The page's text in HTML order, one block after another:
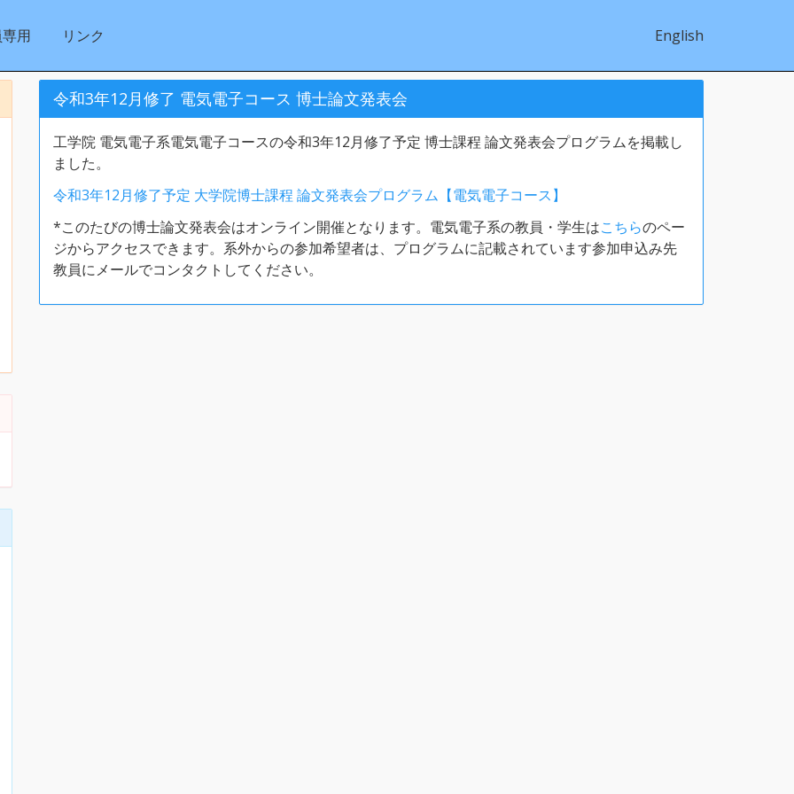
用 リンク English
令和3年12月修了 電気電子コース 博士論文発表会
工学院 電気電子系電気電子コースの令和3年12月修了予定 博士課程 論文発表会プログラムを掲載し
ました。
令和3年12月修了予定 大学院博士課程 論文発表会プログラム【電気電子コース】
*このたびの博士論文発表会はオンライン開催となります。電気電子系の教員・学生はこちらのペー
ジからアクセスできます。系外からの参加希望者は、プログラムに記載されています参加申込み先
教員にメールでコンタクトしてください。